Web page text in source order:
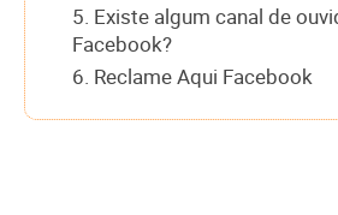
5. Existe algum canal de
Facebook?
6. Reclame Aqui Facebook